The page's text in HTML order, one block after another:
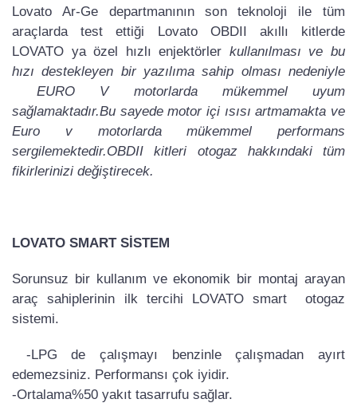
Lovato Ar-Ge departmanının son teknoloji ile tüm
araçlarda test ettiği Lovato OBDII akıllı kitlerde
LOVATO ya özel hızlı enjektörler kullanılması ve bu
hızı destekleyen bir yazılıma sahip olması nedeniyle
EURO V motorlarda mükemmel uyum
sağlamaktadır.Bu sayede motor içi ısısı artmamakta ve
Euro v motorlarda mükemmel performans
sergilemektedir.OBDII kitleri otogaz hakkındaki tüm
fikirlerinizi değiştirecek.
LOVATO SMART SİSTEM
Sorunsuz bir kullanım ve ekonomik bir montaj arayan
araç sahiplerinin ilk tercihi LOVATO smart otogaz
sistemi.
-LPG de çalışmayı benzinle çalışmadan ayırt
edemezsiniz. Performansı çok iyidir.
-Ortalama%50 yakıt tasarrufu sağlar.